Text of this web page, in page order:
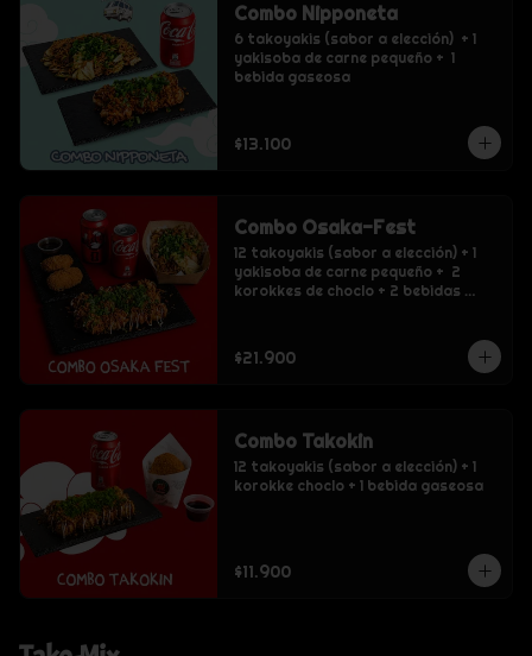
Combo Nipponeta
6 takoyakis (sabor a elección)  + 1
yakisoba de carne pequeño +  1
bebida gaseosa
$13.100
Combo Osaka-Fest
12 takoyakis (sabor a elección) + 1
yakisoba de carne pequeño +  2
korokkes de choclo + 2 bebidas
$21.900
Combo Takokin
12 takoyakis (sabor a elección) + 1
korokke choclo + 1 bebida gaseosa
$11.900